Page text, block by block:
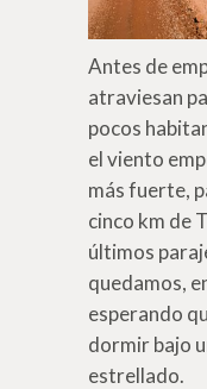
Antes de
atraviesan
pocos
el viento
más fuerte,
cinco km de
últimos
quedamos,
esperando
dormir bajo
estrellado.